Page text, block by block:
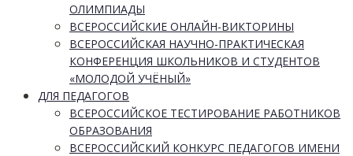
ОЛИМПИАДЫ
ВСЕРОССИЙСКИЕ ОНЛАЙН-ВИКТОРИНЫ
ВСЕРОССИЙСКАЯ НАУЧНО-ПРАКТИЧЕСКАЯ
КОНФЕРЕНЦИЯ ШКОЛЬНИКОВ И СТУДЕНТОВ
«МОЛОДОЙ УЧЁНЫЙ»
ДЛЯ ПЕДАГОГОВ
ВСЕРОССИЙСКОЕ ТЕСТИРОВАНИЕ РАБОТНИКОВ
ОБРАЗОВАНИЯ
ВСЕРОССИЙСКИЙ КОНКУРС ПЕДАГОГОВ ИМЕНИ